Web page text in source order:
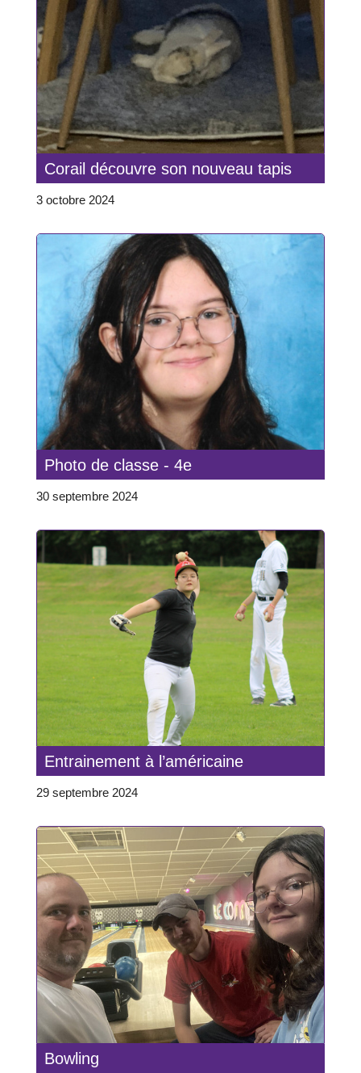
Corail découvre son nouveau tapis
3 octobre 2024
Photo de classe - 4e
30 septembre 2024
Entrainement à l’américaine
29 septembre 2024
Bowling